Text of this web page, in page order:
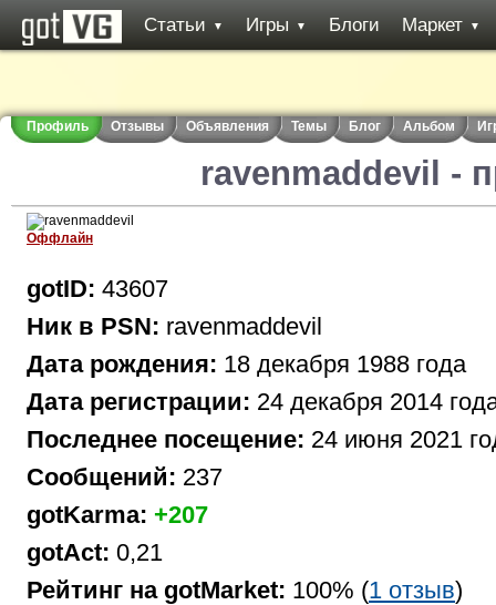
Статьи ▼ Игры ▼ Блоги Маркет ▼
Профиль Отзывы Объявления Темы Блог Альбом
ravenmaddevil -
Оффлайн
gotID: 43607
Ник в PSN: ravenmaddevil
Дата рождения: 18 декабря 1988 года
Дата регистрации: 24 декабря 2014
Последнее посещение: 24 июня 2021
Сообщений: 237
gotKarma: +207
gotAct: 0,21
Рейтинг на gotMarket: 100% (1 отзыв)